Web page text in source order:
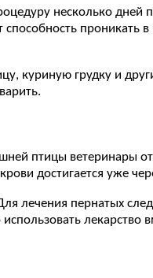
несколько
куриную грудку и
птицы ветеринары
достигается уже
лечения пернатых
лекарство